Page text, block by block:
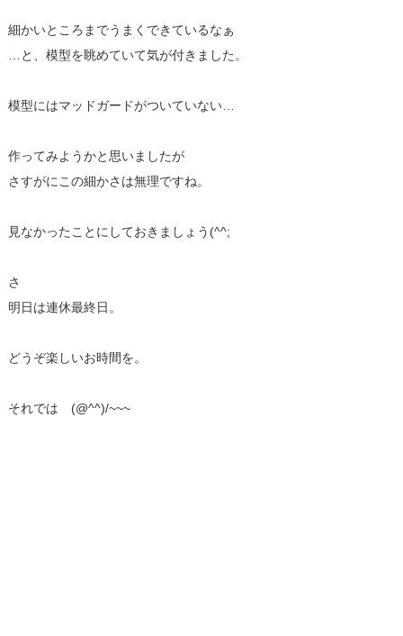
細かいところまでうまくできているなぁ
…と、模型を眺めていて気が付きました。
模型にはマッドガードがついていない…
作ってみようかと思いましたが
さすがにこの細かさは無理ですね。
見なかったことにしておきましょう(^^;
さ
明日は連休最終日。
どうぞ楽しいお時間を。
それでは (@^^)/~~~